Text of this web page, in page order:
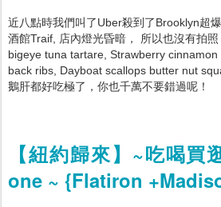
近八點時我們叫了Uber殺到了Brooklyn超
酒館Traif, 店內燈光昏暗， 所以也沒有拍
bigeye tuna tartare, Strawberry
back ribs, Dayboat scallops butter nut
鵝肝都好吃極了，你也千萬不要錯過呢！
【紐約歸來】~吃喝買
one ~ {Flatiron